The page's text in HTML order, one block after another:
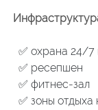
✅ охрана 24/
✅ ресепшен
✅ фитнес-зал
✅ зоны